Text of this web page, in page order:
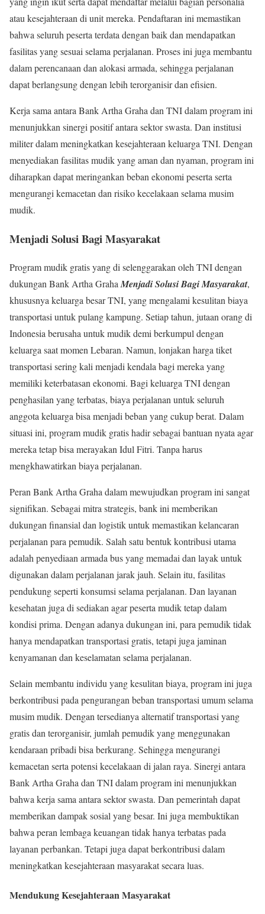
atau kesejahteraan di unit mereka. Pendaftaran ini memastikan
bahwa seluruh peserta terdata dengan baik dan mendapatkan
fasilitas yang sesuai selama perjalanan. Proses ini juga membantu
dalam perencanaan dan alokasi armada, sehingga perjalanan
dapat berlangsung dengan lebih terorganisir dan efisien.
Kerja sama antara Bank Artha Graha dan TNI dalam program ini
menunjukkan sinergi positif antara sektor swasta. Dan institusi
militer dalam meningkatkan kesejahteraan keluarga TNI. Dengan
menyediakan fasilitas mudik yang aman dan nyaman, program ini
diharapkan dapat meringankan beban ekonomi peserta serta
mengurangi kemacetan dan risiko kecelakaan selama musim
mudik.
Menjadi Solusi Bagi Masyarakat
Program mudik gratis yang di selenggarakan oleh TNI dengan
dukungan Bank Artha GrahaMenjadi Solusi Bagi Masyarakat,
khususnya keluarga besar TNI, yang mengalami kesulitan biaya
transportasi untuk pulang kampung. Setiap tahun, jutaan orang di
Indonesia berusaha untuk mudik demi berkumpul dengan
keluarga saat momen Lebaran. Namun, lonjakan harga tiket
transportasi sering kali menjadi kendala bagi mereka yang
memiliki keterbatasan ekonomi. Bagi keluarga TNI dengan
penghasilan yang terbatas, biaya perjalanan untuk seluruh
anggota keluarga bisa menjadi beban yang cukup berat. Dalam
situasi ini, program mudik gratis hadir sebagai bantuan nyata agar
mereka tetap bisa merayakan Idul Fitri. Tanpa harus
mengkhawatirkan biaya perjalanan.
Peran Bank Artha Graha dalam mewujudkan program ini sangat
signifikan. Sebagai mitra strategis, bank ini memberikan
dukungan finansial dan logistik untuk memastikan kelancaran
perjalanan para pemudik. Salah satu bentuk kontribusi utama
adalah penyediaan armada bus yang memadai dan layak untuk
digunakan dalam perjalanan jarak jauh. Selain itu, fasilitas
pendukung seperti konsumsi selama perjalanan. Dan layanan
kesehatan juga di sediakan agar peserta mudik tetap dalam
kondisi prima. Dengan adanya dukungan ini, para pemudik tidak
hanya mendapatkan transportasi gratis, tetapi juga jaminan
kenyamanan dan keselamatan selama perjalanan.
Selain membantu individu yang kesulitan biaya, program ini juga
berkontribusi pada pengurangan beban transportasi umum selama
musim mudik. Dengan tersedianya alternatif transportasi yang
gratis dan terorganisir, jumlah pemudik yang menggunakan
kendaraan pribadi bisa berkurang. Sehingga mengurangi
kemacetan serta potensi kecelakaan di jalan raya. Sinergi antara
Bank Artha Graha dan TNI dalam program ini menunjukkan
bahwa kerja sama antara sektor swasta. Dan pemerintah dapat
memberikan dampak sosial yang besar. Ini juga membuktikan
bahwa peran lembaga keuangan tidak hanya terbatas pada
layanan perbankan. Tetapi juga dapat berkontribusi dalam
meningkatkan kesejahteraan masyarakat secara luas.
Mendukung Kesejahteraan Masyarakat